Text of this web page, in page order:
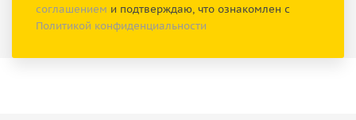
соглашением и подтверждаю, что ознакомлен с
Политикой конфиденциальности